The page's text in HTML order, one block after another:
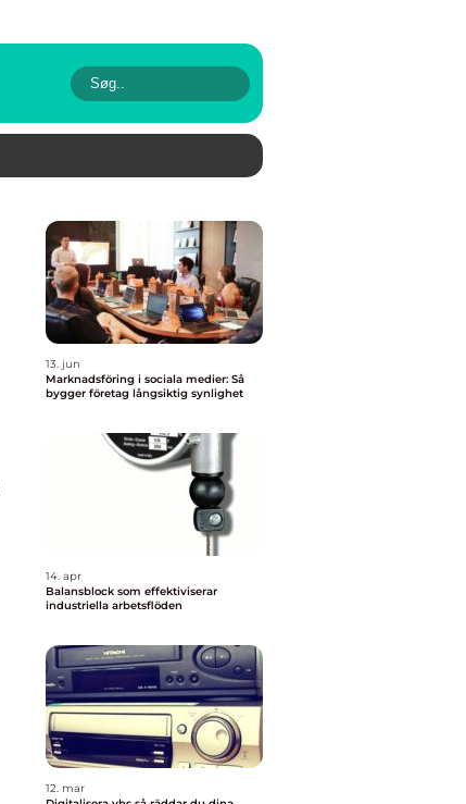
13. jun
Marknadsföring i sociala medier: Så
bygger företag långsiktig synlighet
14. apr
Balansblock som effektiviserar
industriella arbetsflöden
12. mar